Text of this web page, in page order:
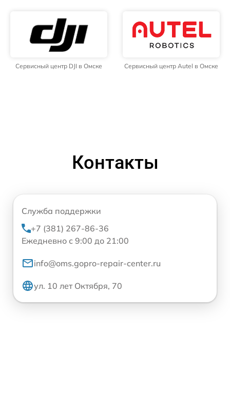
Сервисный центр DJI в Омске Сервисный центр Autel в Омске
Контакты
Служба поддержки
+7 (381) 267-86-36
Ежедневно с 9:00 до 21:00
info@oms.gopro-repair-center.ru
ул. 10 лет Октября, 70